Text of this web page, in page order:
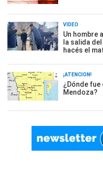
VIDEO
Un hombre
la salida
hacés el
¡ATENCIÓN!
¿Dónde
Mendoza?